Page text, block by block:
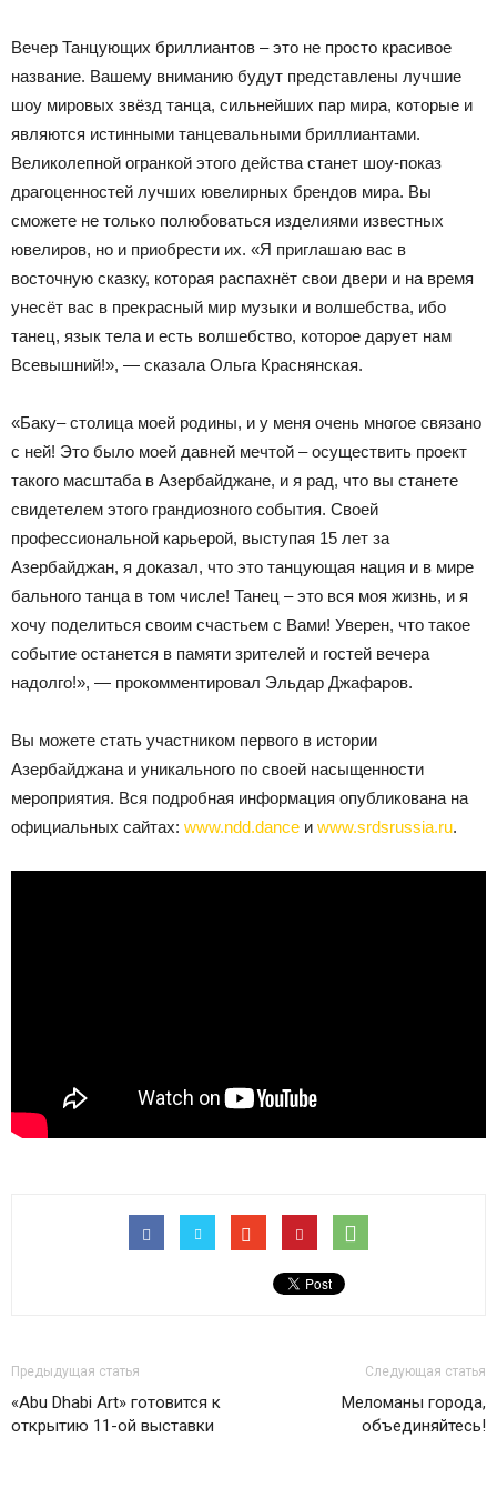
Вечер Танцующих бриллиантов – это не просто красивое
название. Вашему вниманию будут представлены лучшие
шоу мировых звёзд танца, сильнейших пар мира, которые и
являются истинными танцевальными бриллиантами.
Великолепной огранкой этого действа станет шоу-показ
драгоценностей лучших ювелирных брендов мира. Вы
сможете не только полюбоваться изделиями известных
ювелиров, но и приобрести их. «Я приглашаю вас в
восточную сказку, которая распахнёт свои двери и на время
унесёт вас в прекрасный мир музыки и волшебства, ибо
танец, язык тела и есть волшебство, которое дарует нам
Всевышний!», — сказала Ольга Краснянская.
«Баку– столица моей родины, и у меня очень многое связано
с ней! Это было моей давней мечтой – осуществить проект
такого масштаба в Азербайджане, и я рад, что вы станете
свидетелем этого грандиозного события. Своей
профессиональной карьерой, выступая 15 лет за
Азербайджан, я доказал, что это танцующая нация и в мире
бального танца в том числе! Танец – это вся моя жизнь, и я
хочу поделиться своим счастьем с Вами! Уверен, что такое
событие останется в памяти зрителей и гостей вечера
надолго!», — прокомментировал Эльдар Джафаров.
Вы можете стать участником первого в истории
Азербайджана и уникального по своей насыщенности
мероприятия. Вся подробная информация опубликована на
официальных сайтах: www.ndd.dance и www.srdsrussia.ru.
Предыдущая статья
«Abu Dhabi Art» готовится к
открытию 11-ой выставки
Следующая статья
Меломаны города,
объединяйтесь!